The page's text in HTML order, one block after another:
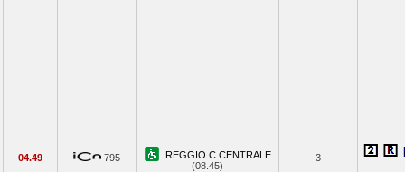
04.49 795
REGGIO C.CENTRALE
(08.45)
3